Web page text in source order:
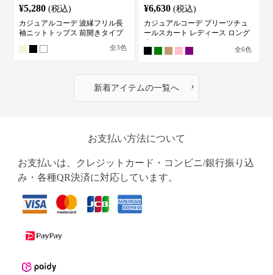
¥5,280 (税込)
カジュアルコーデ 波縁フリル長
袖ニットトップス 前開きタイプ
全3色
¥6,630 (税込)
カジュアルコーデ プリーツチュ
ールスカート レディース ロング
全6色
新着アイテムの一覧へ ›
お支払い方法について
お支払いは、クレジットカード・コンビニ/銀行振り込
み・各種QR決済に対応しています。